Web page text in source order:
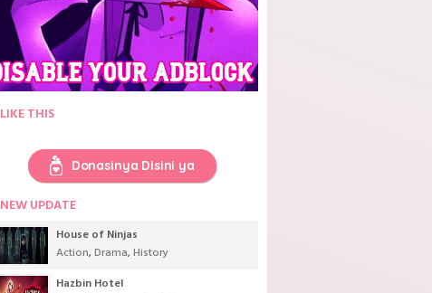
LIKE THIS
Donasinya Disini ya
NEW UPDATE
House of Ninjas
Action, Drama, History
Hazbin Hotel